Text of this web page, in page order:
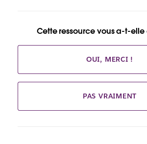
Cette ressource vous a-t-elle
OUI, MERCI !
PAS VRAIMENT